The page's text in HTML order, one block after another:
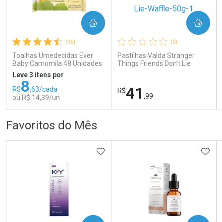
Comprar sem Desconto
Por R$ 75,99/cada
Comprar sem Desconto
Por R$ 75,99/cada
Comprar sem Desconto
Por R$ 99,90/cada
Comprar sem Desconto
Por R$ 99,90/cada
(36)
Toalhas Umedecidas Ever
Baby Camomila 48 Unidades
Leve 3 itens por
R$8,63/cada
ou R$ 14,39/un
COMPRAR
(0)
Pastilhas Valda Stranger
Things Friends Don’t Lie
R$41 ,99
COMPRAR
Favoritos do Mês
ADICIONAR AOS FAVORITOS